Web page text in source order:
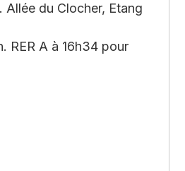
Allée du Clocher, Etang
RER A à 16h34 pour